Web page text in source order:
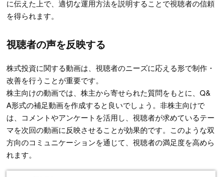
に伝えた上で、適切な運用方法を説明することで視聴者の信頼
を得られます。
視聴者の声を反映する
株式投資に関する動画は、視聴者のニーズに応える形で制作・
改善を行うことが重要です。
株主向けの動画では、株主から寄せられた質問をもとに、Q&
A形式の補足動画を作成すると良いでしょう。非株主向けで
は、コメントやアンケートを活用し、視聴者が求めているテー
マを次回の動画に反映させることが効果的です。このような双
方向のコミュニケーションを通じて、視聴者の満足度を高めら
れます。